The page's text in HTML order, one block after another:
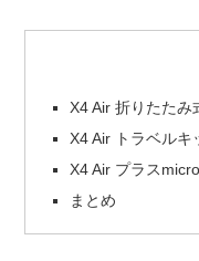
X4 Air 折りたたみ
X4 Air トラベルキ
X4 Air プラス
まとめ